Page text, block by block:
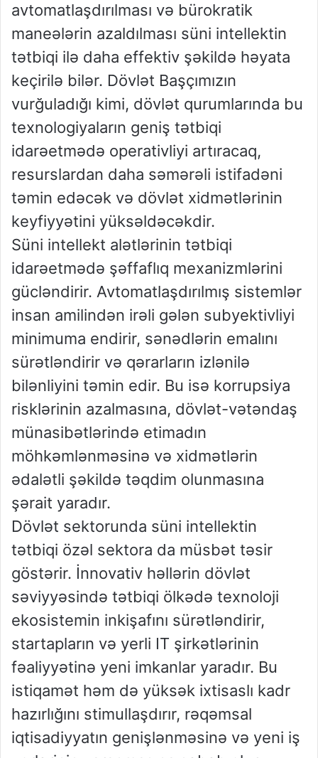
avtomatlaşdırılması və bürokratik
maneələrin azaldılması süni intellektin
tətbiqi ilə daha effektiv şəkildə həyata
keçirilə bilər. Dövlət Başçımızın
vurğuladığı kimi, dövlət qurumlarında bu
texnologiyaların geniş tətbiqi
idarəetmədə operativliyi artıracaq,
resurslardan daha səmərəli istifadəni
təmin edəcək və dövlət xidmətlərinin
keyfiyyətini yüksəldəcəkdir.
Süni intellekt alətlərinin tətbiqi
idarəetmədə şəffaflıq mexanizmlərini
gücləndirir. Avtomatlaşdırılmış sistemlər
insan amilindən irəli gələn subyektivliyi
minimuma endirir, sənədlərin emalını
sürətləndirir və qərarların izlənilə
bilənliyini təmin edir. Bu isə korrupsiya
risklərinin azalmasına, dövlət-vətəndaş
münasibətlərində etimadın
möhkəmlənməsinə və xidmətlərin
ədalətli şəkildə təqdim olunmasına
şərait yaradır.
Dövlət sektorunda süni intellektin
tətbiqi özəl sektora da müsbət təsir
göstərir. İnnovativ həllərin dövlət
səviyyəsində tətbiqi ölkədə texnoloji
ekosistemin inkişafını sürətləndirir,
startapların və yerli IT şirkətlərinin
fəaliyyətinə yeni imkanlar yaradır. Bu
istiqamət həm də yüksək ixtisaslı kadr
hazırlığını stimullaşdırır, rəqəmsal
iqtisadiyyatın genişlənməsinə və yeni iş